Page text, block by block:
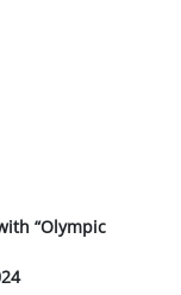
“Olympic